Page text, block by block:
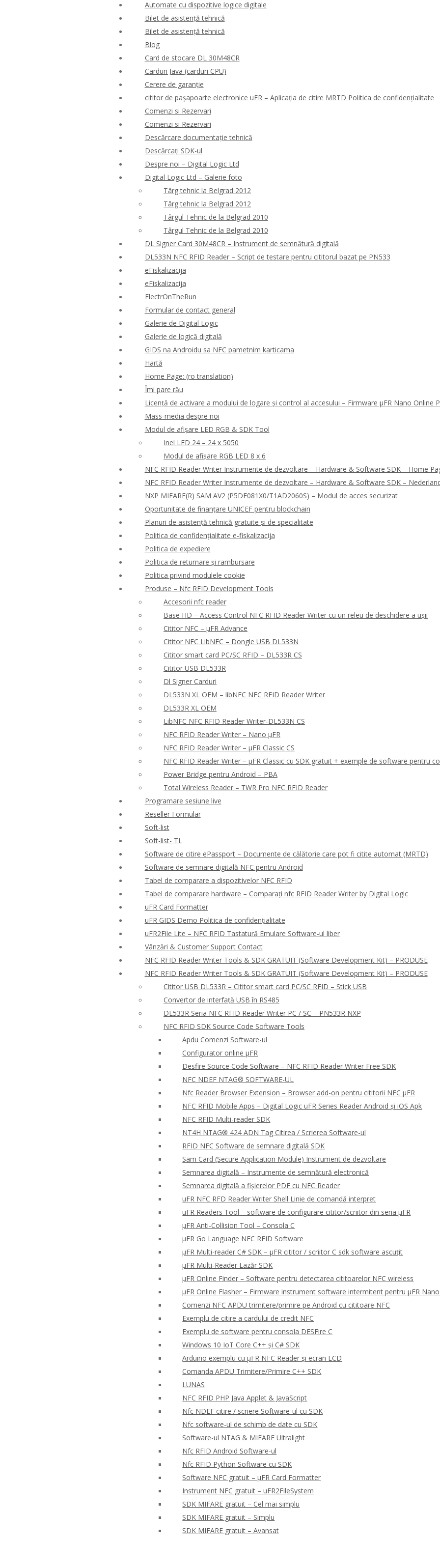
Automate cu dispozitive logice digitale
Bilet de asistență tehnică
Bilet de asistență tehnică
Blog
Card de stocare DL 30M48CR
Carduri Java (carduri CPU)
Cerere de garanție
cititor de pașapoarte electronice uFR – Aplicația de citire MRTD Politica de confidențialitate
Comenzi si Rezervari
Comenzi si Rezervari
Descărcare documentație tehnică
Descărcați SDK-ul
Despre noi – Digital Logic Ltd
Digital Logic Ltd – Galerie foto
Târg tehnic la Belgrad 2012
Târg tehnic la Belgrad 2012
Târgul Tehnic de la Belgrad 2010
Târgul Tehnic de la Belgrad 2010
DL Signer Card 30M48CR – Instrument de semnătură digitală
DL533N NFC RFID Reader – Script de testare pentru cititorul bazat pe PN533
eFiskalizacija
eFiskalizacija
ElectrOnTheRun
Formular de contact general
Galerie de Digital Logic
Galerie de logică digitală
GIDS na Androidu sa NFC pametnim karticama
Hartă
Home Page: (ro translation)
Îmi pare rău
Licență de activare a modului de logare și control al accesului – Firmware μFR Nano Online
Mass-media despre noi
Modul de afișare LED RGB & SDK Tool
Inel LED 24 – 24 x 5050
Modul de afișare RGB LED 8 x 6
NFC RFID Reader Writer Instrumente de dezvoltare – Hardware & Software SDK – Home
NFC RFID Reader Writer Instrumente de dezvoltare – Hardware & Software SDK –
NXP MIFARE(R) SAM AV2 (P5DF081X0/T1AD2060S) – Modul de acces securizat
Oportunitate de finanțare UNICEF pentru blockchain
Planuri de asistență tehnică gratuite și de specialitate
Politica de confidențialitate e-fiskalizacija
Politica de expediere
Politica de returnare și rambursare
Politica privind modulele cookie
Produse – Nfc RFID Development Tools
Accesorii nfc reader
Base HD – Access Control NFC RFID Reader Writer cu un releu de deschidere a ușii
Cititor NFC – μFR Advance
Cititor NFC LibNFC – Dongle USB DL533N
Cititor smart card PC/SC RFID – DL533R CS
Cititor USB DL533R
Dl Signer Carduri
DL533N XL OEM – libNFC NFC RFID Reader Writer
DL533R XL OEM
LibNFC NFC RFID Reader Writer-DL533N CS
NFC RFID Reader Writer – Nano μFR
NFC RFID Reader Writer – μFR Classic CS
NFC RFID Reader Writer – μFR Classic cu SDK gratuit + exemple de software pentru
Power Bridge pentru Android – PBA
Total Wireless Reader – TWR Pro NFC RFID Reader
Programare sesiune live
Reseller Formular
Soft-list
Soft-list- TL
Software de citire ePassport – Documente de călătorie care pot fi citite automat (MRTD)
Software de semnare digitală NFC pentru Android
Tabel de comparare a dispozitivelor NFC RFID
Tabel de comparare hardware – Comparați nfc RFID Reader Writer by Digital Logic
uFR Card Formatter
uFR GIDS Demo Politica de confidențialitate
uFR2File Lite – NFC RFID Tastatură Emulare Software-ul liber
Vânzări & Customer Support Contact
NFC RFID Reader Writer Tools & SDK GRATUIT (Software Development Kit) – PRODUSE
NFC RFID Reader Writer Tools & SDK GRATUIT (Software Development Kit) – PRODUSE
Cititor USB DL533R – Cititor smart card PC/SC RFID – Stick USB
Convertor de interfață USB în RS485
DL533R Seria NFC RFID Reader Writer PC / SC – PN533R NXP
NFC RFID SDK Source Code Software Tools
Apdu Comenzi Software-ul
Configurator online μFR
Desfire Source Code Software – NFC RFID Reader Writer Free SDK
NFC NDEF NTAG® SOFTWARE-UL
Nfc Reader Browser Extension – Browser add-on pentru cititorii NFC μFR
NFC RFID Mobile Apps – Digital Logic uFR Series Reader Android și iOS Apk
NFC RFID Multi-reader SDK
NT4H NTAG® 424 ADN Tag Citirea / Scrierea Software-ul
RFID NFC Software de semnare digitală SDK
Sam Card (Secure Application Module) Instrument de dezvoltare
Semnarea digitală – Instrumente de semnătură electronică
Semnarea digitală a fișierelor PDF cu NFC Reader
uFR NFC RFD Reader Writer Shell Linie de comandă interpret
uFR Readers Tool – software de configurare cititor/scriitor din seria μFR
μFR Anti-Collision Tool – Consola C
μFR Go Language NFC RFID Software
μFR Multi-reader C# SDK – μFR cititor / scriitor C sdk software ascuțit
μFR Multi-Reader Lazăr SDK
μFR Online Finder – Software pentru detectarea cititoarelor NFC wireless
μFR Online Flasher – Firmware instrument software intermitent pentru μFR
Comenzi NFC APDU trimitere/primire pe Android cu cititoare NFC
Exemplu de citire a cardului de credit NFC
Exemplu de software pentru consola DESFire C
Windows 10 IoT Core C++ și C# SDK
Arduino exemplu cu μFR NFC Reader și ecran LCD
Comanda APDU Trimitere/Primire C++ SDK
LUNAS
NFC RFID PHP Java Applet & JavaScript
Nfc NDEF citire / scriere Software-ul cu SDK
Nfc software-ul de schimb de date cu SDK
Software-ul NTAG & MIFARE Ultralight
Nfc RFID Android Software-ul
Nfc RFID Python Software cu SDK
Software NFC gratuit – μFR Card Formatter
Instrument NFC gratuit – uFR2FileSystem
SDK MIFARE gratuit – Cel mai simplu
SDK MIFARE gratuit – Simplu
SDK MIFARE gratuit – Avansat